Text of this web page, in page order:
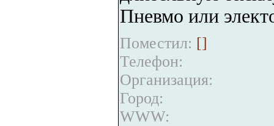
Пневмо или
Поместил: []
Телефон:
Организация:
Город:
WWW: